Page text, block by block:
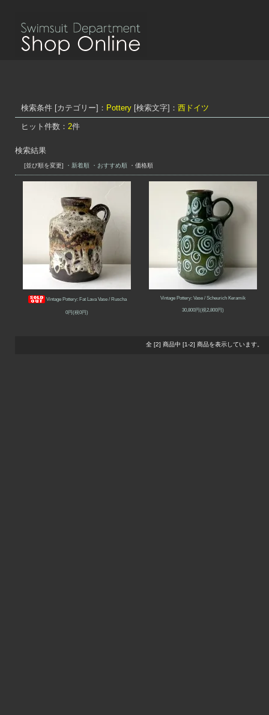
検索条件 [カテゴリー]： Pottery [検索文字]： 西ドイツ
ヒット件数： 2件
検索結果
[並び順を変更] ・新着順 ・おすすめ順 ・価格順
Vintage Pottery: Fat Lava Vase / Ruscha
0円(税0円)
Vintage Pottery: Vase / Scheurich Keramik
30,800円(税2,800円)
全 [2] 商品中 [1-2] 商品を表示しています。